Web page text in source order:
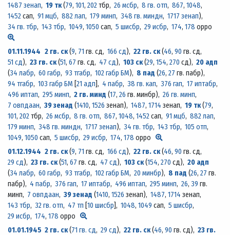
1487 зенап, 19 тк(79, 101, 202тбр, 26 мсбр, 8 гв. отп, 867, 1048,
1452сап, 91 мцб, 882 лап, 179 минп, 348 гв. миндн, 1717 зенап),
34 гв. тбр, 143 тбр, 1049, 1050 сап, 5 шисбр, 29 исбр, 174, 178 орро
01.11.1944 2 гв. ск(9, 71 гв. сд,166 сд),22 гв. ск(46,90 гв. сд,
51 сд), 23 гв. ск(51, 67 гв. сд, 47 сд), 103 ск(29, 154, 270 сд), 20 адп
(34 лабр, 60 габр, 93 тгабр, 102 габр БМ), 8 пад (26, 27 гв. пабр),
94 тгабр, 103 габр БМ 21 адп ], 4 пабр, 38 гв. кап, 376 гап, 17 иптабр,
496 иптап, 295 минп, 2 гв. минд (17, 26 гв. минбр), 26 гв. минп,
7 овпдаан, 39 зенад (1410, 1526 зенап), 1487, 1714 зенап, 19 тк(79,
101, 202тбр, 26 мсбр, 8 гв. отп, 867, 1048, 1452сап, 91 мцб, 882 лап,
179 минп, 348 гв. миндн, 1717 зенап), 34 гв. тбр, 143 тбр, 105 отп,
1049, 1050 сап, 5 шисбр, 29 исбр, 174, 178 орро
01.12.1944 2 гв. ск(9, 71 гв. сд,166 сд),22 гв. ск(46,90 гв. сд,
29 сд), 23 гв. ск(51, 67 гв. сд, 47 сд), 103 ск(154, 270 сд), 20 адп
(34 лабр, 60 габр, 93 тгабр, 102 габр БМ, 20 минбр), 8 пад (26, 27 гв.
пабр), 4 пабр, 376 гап, 17 иптабр, 496 иптап, 295 минп, 26, 39 гв.
минп, 7 овпдаан, 39 зенад (1410, 1526 зенап), 1487, 1714 зенап,
143 тбр, 32 гв. отп, 47 тп 10 шисбр ], 1048, 1049 сап, 5 шисбр,
29 исбр, 174, 178 орро
01.01.1945 2 гв. ск(71 гв. сд,29 сд),22 гв. ск(46,90 гв. сд),23 гв.